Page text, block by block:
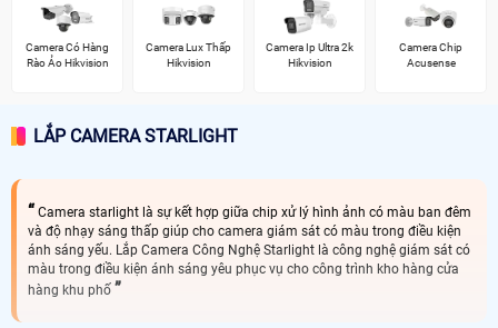
Camera Có Hàng
Rào Ảo Hikvision
Camera Lux Thấp
Hikvision
Camera Ip Ultra 2k
Hikvision
Camera Chip
Acusense
LẮP CAMERA STARLIGHT
Camera starlight là sự kết hợp giữa chip xử lý hình ảnh có màu ban đêm
và độ nhạy sáng thấp giúp cho camera giám sát có màu trong điều kiện
ánh sáng yếu. Lắp Camera Công Nghệ Starlight là công nghệ giám sát có
màu trong điều kiện ánh sáng yêu phục vụ cho công trình kho hàng cửa
hàng khu phố